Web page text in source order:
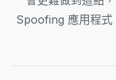
Spoofing 應用程式